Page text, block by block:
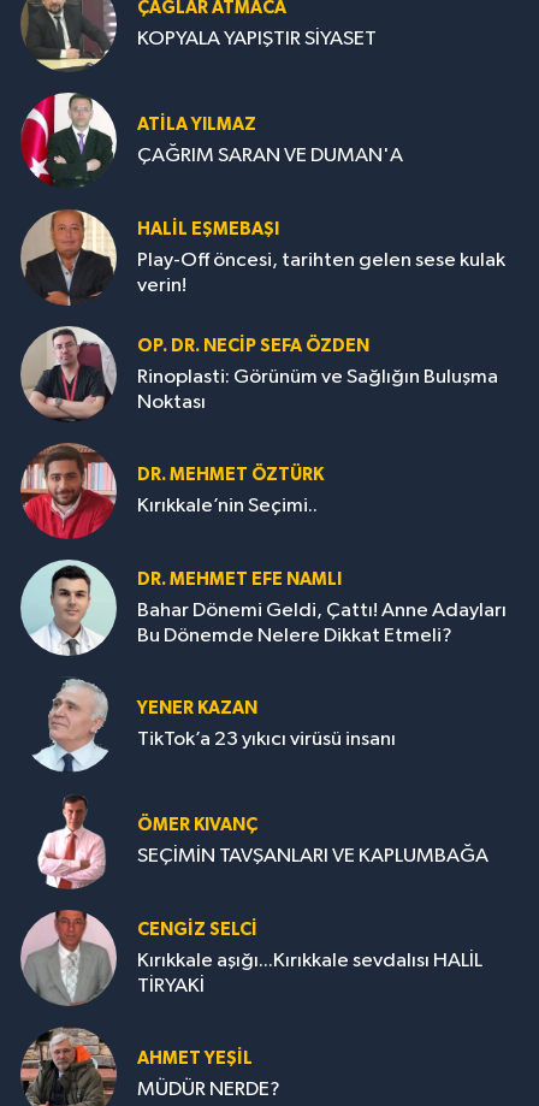
ÇAĞLAR ATMACA
KOPYALA YAPIŞTIR SİYASET
ATILA YILMAZ
ÇAĞRIM SARAN VE DUMAN'A
HALIL EŞMEBAŞI
Play-Off öncesi, tarihten gelen sese kulak
verin!
OP. DR. NECIP SEFA ÖZDEN
Rinoplasti: Görünüm ve Sağlığın Buluşma
Noktası
DR. MEHMET ÖZTÜRK
Kırıkkale’nin Seçimi..
DR. MEHMET EFE NAMLI
Bahar Dönemi Geldi, Çattı! Anne Adayları
Bu Dönemde Nelere Dikkat Etmeli?
YENER KAZAN
TikTok’a 23 yıkıcı virüsü insanı
ÖMER KIVANÇ
SEÇİMİN TAVŞANLARI VE KAPLUMBAĞA
CENGİZ SELCİ
Kırıkkale aşığı...Kırıkkale sevdalısı HALİL
TİRYAKİ
AHMET YEŞİL
MÜDÜR NERDE?